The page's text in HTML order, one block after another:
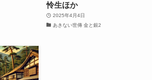
怜生ほか
2025年4月4日
あきない世傳 金と銀2